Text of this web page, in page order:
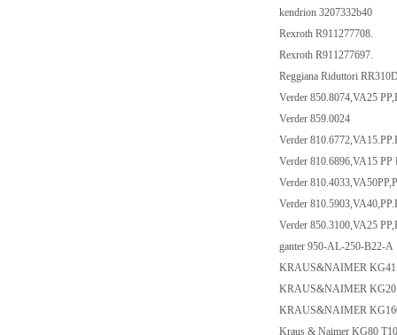
kendrion 3207332b40
Rexroth R911277708.
Rexroth R911277697.
Reggiana Riduttori
Verder 850.8074,VA25
Verder 859.0024
Verder
Verder 810.6896,VA15
Verder
Verder
Verder 850.3100,VA25
ganter 950-AL-250-B22-A
KRAUS&NAIMER
KRAUS&NAIMER
KRAUS&NAIMER
Kraus & Naimer KG80